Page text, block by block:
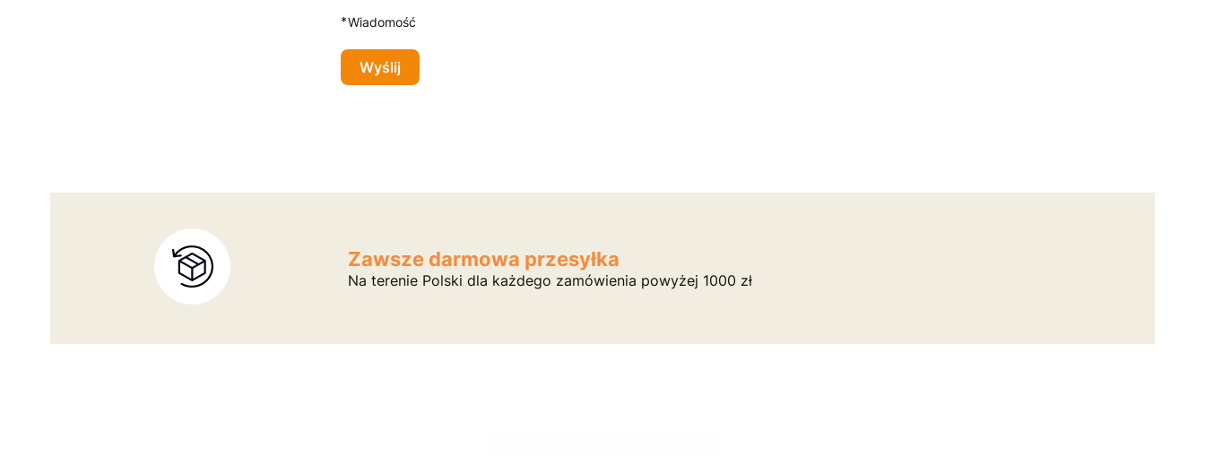
*Wiadomość
Wyślij
Zawsze darmowa przesyłka
Na terenie Polski dla każdego zamówienia powyżej 1000 zł